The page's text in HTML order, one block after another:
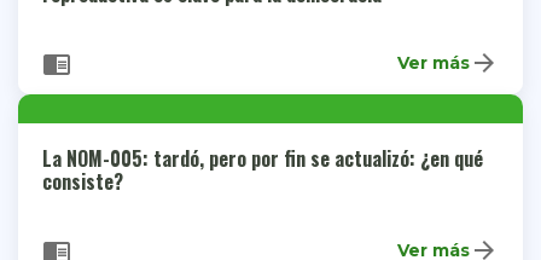
chrome_reader_mode Ver más arrow_forward
La NOM-005: tardó, pero por fin se actualizó: ¿en qué
consiste?
chrome_reader_mode Ver más arrow_forward